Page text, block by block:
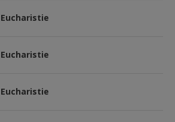
Eucharistie
Eucharistie
Eucharistie